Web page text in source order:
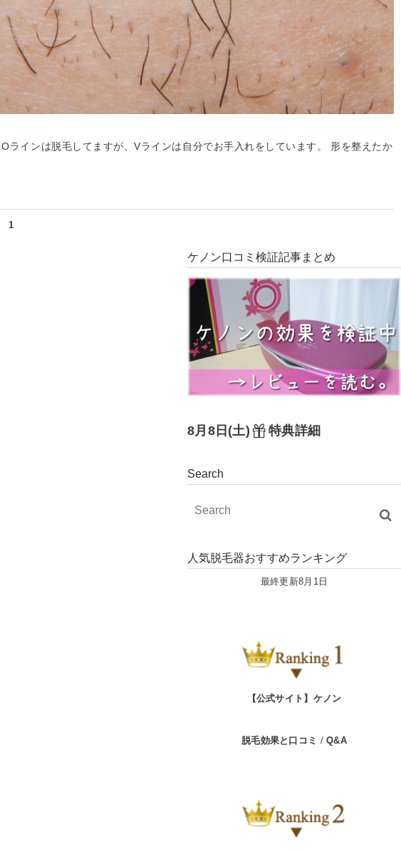
インは脱毛してますが、Vラインは自分でお手入れをしています。 形を整えたか
1
ケノン口コミ検証記事まとめ
8月8日(土) 特典詳細
Search
人気脱毛器おすすめランキング
最終更新8月1日
【公式サイト】ケノン
脱毛効果と口コミ /Q&A